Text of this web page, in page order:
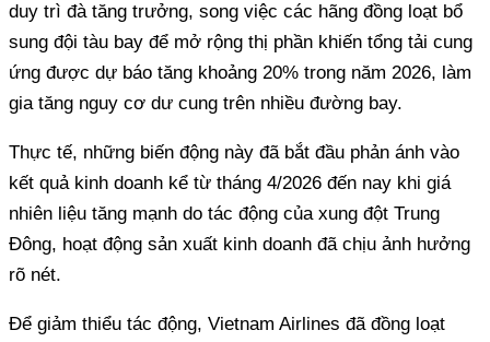
duy trì đà tăng trưởng, song việc các hãng đồng loạt bổ
sung đội tàu bay để mở rộng thị phần khiến tổng tải cung
ứng được dự báo tăng khoảng 20% trong năm 2026, làm
gia tăng nguy cơ dư cung trên nhiều đường bay.
Thực tế, những biến động này đã bắt đầu phản ánh vào
kết quả kinh doanh kể từ tháng 4/2026 đến nay khi giá
nhiên liệu tăng mạnh do tác động của xung đột Trung
Đông, hoạt động sản xuất kinh doanh đã chịu ảnh hưởng
rõ nét.
Để giảm thiểu tác động, Vietnam Airlines đã đồng loạt